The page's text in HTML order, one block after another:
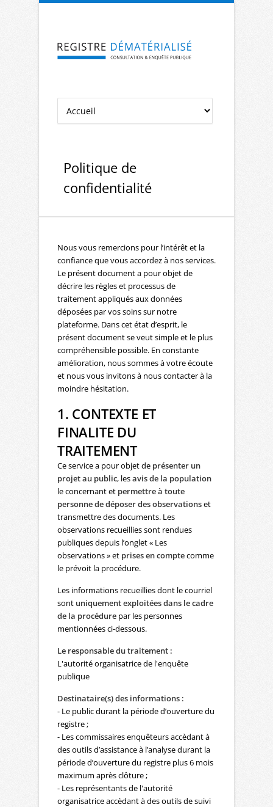
Aller à la navigation Aller au contenu
Politique de
confidentialité
Nous vous remercions pour l’intérêt et la
confiance que vous accordez à nos services.
Le présent document a pour objet de
décrire les règles et processus de
traitement appliqués aux données
déposées par vos soins sur notre
plateforme. Dans cet état d’esprit, le
présent document se veut simple et le plus
compréhensible possible. En constante
amélioration, nous sommes à votre écoute
et nous vous invitons à nous contacter à la
moindre hésitation.
1. CONTEXTE ET
FINALITE DU
TRAITEMENT
Ce service a pour objet de présenter un
projet au public, lesavis de la population
le concernant et permettre à toute
personne de déposer des observationset
transmettre des documents. Les
observations recueillies sont rendues
publiques depuis l’onglet « Les
observations » et prises en comptecomme
le prévoit la procédure.
Les informations recueillies dont le courriel
sont uniquement exploitées dans le cadre
de la procédure par les personnes
mentionnées ci-dessous.
Le responsable du traitement :
L'autorité organisatrice de l'enquête
publique
Destinataire(s) des informations :
- Le public durant la période d’ouverture du
registre ;
- Les commissaires enquêteurs accèdant à
des outils d’assistance à l’analyse durant la
période d’ouverture du registre plus 6 mois
maximum après clôture ;
- Les représentants de l'autorité
organisatrice accèdant à des outils de suivi